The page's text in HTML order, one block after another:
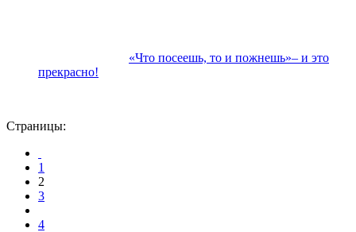
«Что посеешь, то и пожнешь»– и это
прекрасно!
Страницы:
1
2
3
4